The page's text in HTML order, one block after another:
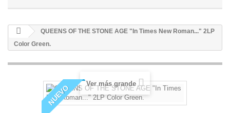
QUEENS OF THE STONE AGE "In Times New Roman..." 2LP
Color Green.
NUEVO Ver más grande